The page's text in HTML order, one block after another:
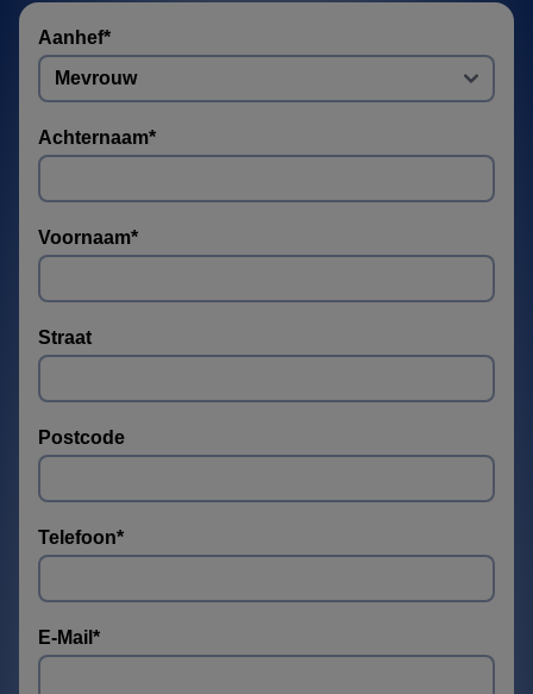
Aanhef*
Achternaam*
Voornaam*
Straat
Postcode
Telefoon*
E-Mail *